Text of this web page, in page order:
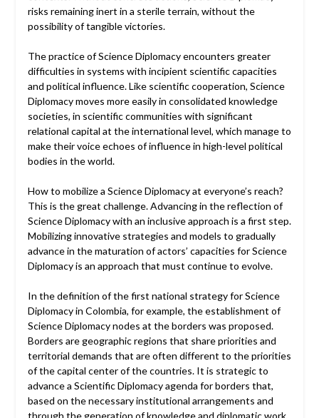
risks remaining inert in a sterile terrain, without the
possibility of tangible victories.
The practice of Science Diplomacy encounters greater
difficulties in systems with incipient scientific capacities
and political influence. Like scientific cooperation, Science
Diplomacy moves more easily in consolidated knowledge
societies, in scientific communities with significant
relational capital at the international level, which manage to
make their voice echoes of influence in high-level political
bodies in the world.
How to mobilize a Science Diplomacy at everyone’s reach?
This is the great challenge. Advancing in the reflection of
Science Diplomacy with an inclusive approach is a first step.
Mobilizing innovative strategies and models to gradually
advance in the maturation of actors’ capacities for Science
Diplomacy is an approach that must continue to evolve.
In the definition of the first national strategy for Science
Diplomacy in Colombia, for example, the establishment of
Science Diplomacy nodes at the borders was proposed.
Borders are geographic regions that share priorities and
territorial demands that are often different to the priorities
of the capital center of the countries. It is strategic to
advance a Scientific Diplomacy agenda for borders that,
based on the necessary institutional arrangements and